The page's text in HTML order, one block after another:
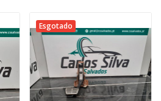
Esgotado